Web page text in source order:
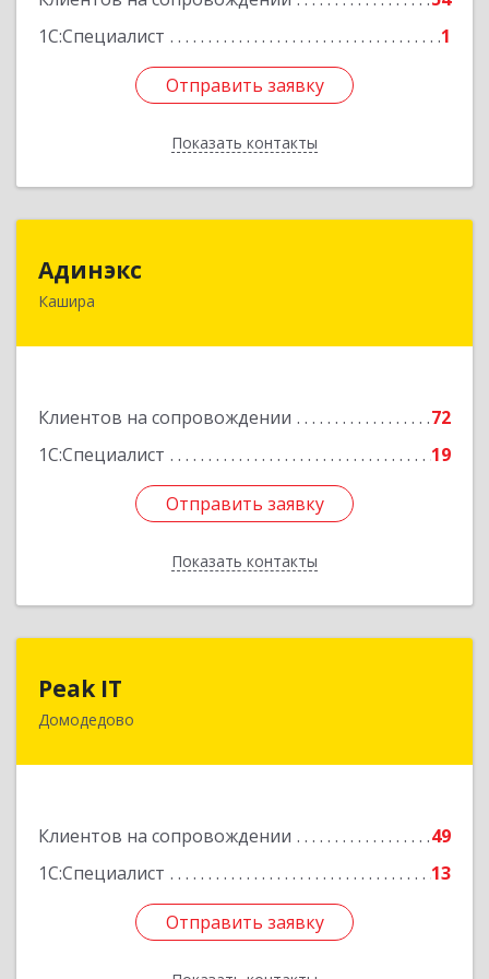
1С:Специалист
1
Отправить заявку
Показать контакты
Отправить заявку
Назад
Адинэкс
Кашира
Клиентов на сопровождении
72
1С:Специалист
19
Отправить заявку
Показать контакты
142900, Московская обл, г.о. Кашира, Кашира г,
Отправить заявку
Назад
Peak IT
Домодедово
Клиентов на сопровождении
49
1С:Специалист
13
Отправить заявку
142073, Московская обл, Домодедово г,
Отправить заявку